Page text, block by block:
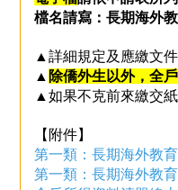
檔名請寫：長期海外
▲詳細規定及應繳文
▲ 除僑外生以外，全
▲如果不克前來繳交
【附件】
第一類：長期海外教
第一類：長期海外教